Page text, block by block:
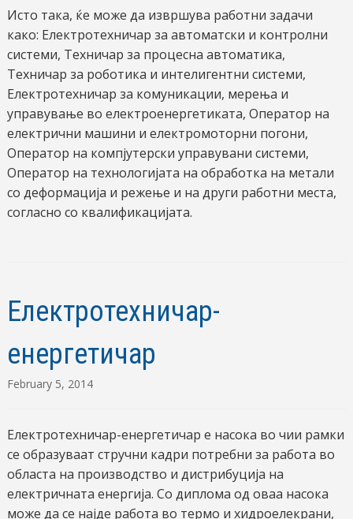
Исто така, ќе може да извршува работни задачи
како: Електротехничар за автоматски и контролни
системи, Техничар за процесна автоматика,
Техничар за роботика и интелигентни системи,
Електротехничар за комуникации, мерења и
управување во електроенергетиката, Оператор на
електрични машини и електромоторни погони,
Оператор на компјутерски управувани системи,
Оператор на технологијата на обработка на метали
со деформација и режење и на други работни места,
согласно со квалификацијата.
Електротехничар-
енергетичар
February 5, 2014
Електротехничар-енергетичар e насока во чии рамки
се образуваат стручни кадри потребни за работа во
областа на производство и дистрибуција на
електричната енергија. Со диплома од оваа насока
може да се најде работа во термо и хидроелекрани,